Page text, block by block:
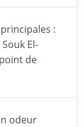
:
El-
de
odeur